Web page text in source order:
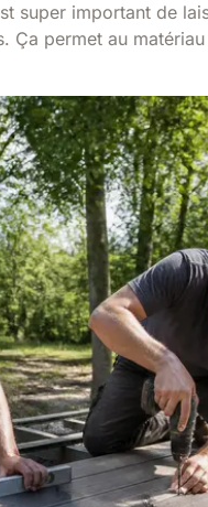
super important de
Ça permet au